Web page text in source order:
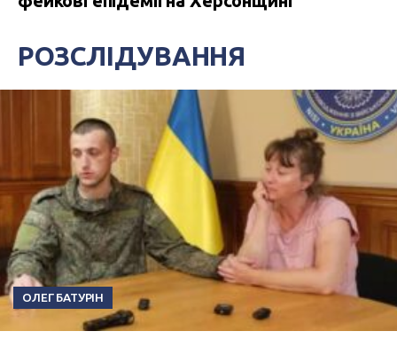
РОЗСЛІДУВАННЯ
ОЛЕГ БАТУРІН